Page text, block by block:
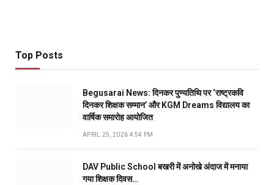
Top Posts
Begusarai News: दिनकर पुण्यतिथि पर ‘राष्ट्रकवि
दिनकर शिक्षक सम्मान’ और KGM Dreams विद्यालय का
वार्षिक समारोह आयोजित
APRIL 25, 2026 4:54 PM
DAV Public School बखरी में अनोखे अंदाज में मनाया
गया शिक्षक दिवस…